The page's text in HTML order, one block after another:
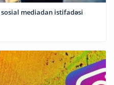
mediadan istifadəsi